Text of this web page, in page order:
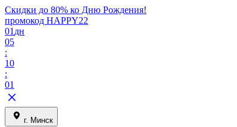
Скидки до 80% ко Дню Рождения!
промокод HAPPY22
01 дн
05
:
10
:
01
г. Минск